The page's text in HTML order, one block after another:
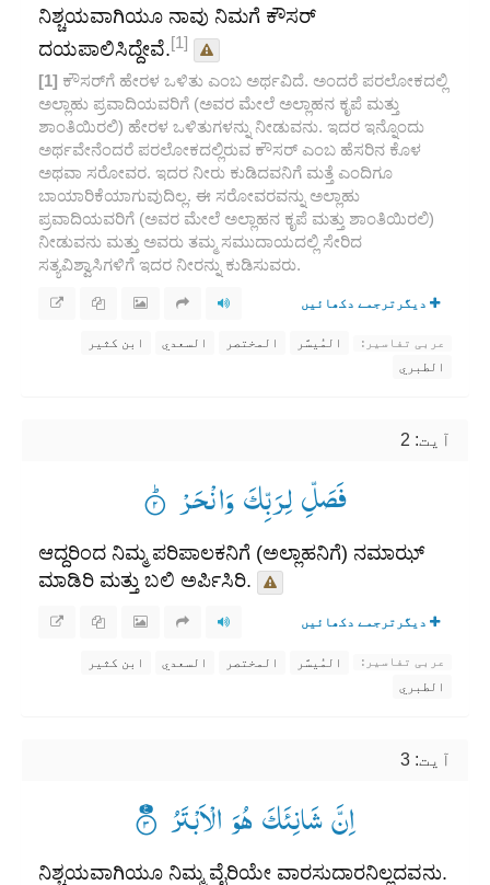
ನಿಶ್ಚಯವಾಗಿಯೂ ನಾವು ನಿಮಗೆ ಕೌಸರ್
ದಯಪಾಲಿಸಿದ್ದೇವೆ.[1]
[1] ಕೌಸರ್‌ಗೆ ಹೇರಳ ಒಳಿತು ಎಂಬ ಅರ್ಥವಿದೆ. ಅಂದರೆ ಪರಲೋಕದಲ್ಲಿ
ಅಲ್ಲಾಹು ಪ್ರವಾದಿಯವರಿಗೆ (ಅವರ ಮೇಲೆ ಅಲ್ಲಾಹನ ಕೃಪೆ ಮತ್ತು
ಶಾಂತಿಯಿರಲಿ) ಹೇರಳ ಒಳಿತುಗಳನ್ನು ನೀಡುವನು. ಇದರ ಇನ್ನೊಂದು
ಅರ್ಥವೇನೆಂದರೆ ಪರಲೋಕದಲ್ಲಿರುವ ಕೌಸರ್ ಎಂಬ ಹೆಸರಿನ ಕೊಳ
ಅಥವಾ ಸರೋವರ. ಇದರ ನೀರು ಕುಡಿದವನಿಗೆ ಮತ್ತೆ ಎಂದಿಗೂ
ಬಾಯಾರಿಕೆಯಾಗುವುದಿಲ್ಲ. ಈ ಸರೋವರವನ್ನು ಅಲ್ಲಾಹು
ಪ್ರವಾದಿಯವರಿಗೆ (ಅವರ ಮೇಲೆ ಅಲ್ಲಾಹನ ಕೃಪೆ ಮತ್ತು ಶಾಂತಿಯಿರಲಿ)
ನೀಡುವನು ಮತ್ತು ಅವರು ತಮ್ಮ ಸಮುದಾಯದಲ್ಲಿ ಸೇರಿದ
ಸತ್ಯವಿಶ್ವಾಸಿಗಳಿಗೆ ಇದರ ನೀರನ್ನು ಕುಡಿಸುವರು.
دیگرترجمے دکھائیں
عربی تفاسیر: المُيسَّر المختصر السعدي
ابن كثير
الطبري
آیت: 2
فَصَلِّ لِرَبِّكَ وَانْحَرْ ۟ؕ
ಆದ್ದರಿಂದ ನಿಮ್ಮ ಪರಿಪಾಲಕನಿಗೆ (ಅಲ್ಲಾಹನಿಗೆ) ನಮಾಝ್
ಮಾಡಿರಿ ಮತ್ತು ಬಲಿ ಅರ್ಪಿಸಿರಿ.
دیگرترجمے دکھائیں
عربی تفاسیر: المُيسَّر المختصر السعدي
ابن كثير
الطبري
آیت: 3
اِنَّ شَانِئَكَ هُوَ الْاَبْتَرُ ۟۠
ನಿಶ್ಚಯವಾಗಿಯೂ ನಿಮ್ಮ ವೈರಿಯೇ ವಾರಸುದಾರನಿಲ್ಲದವನು.